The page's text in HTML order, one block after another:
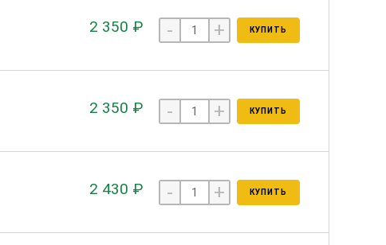
2 350 ₽ - + КУПИТЬ
2 350 ₽ - + КУПИТЬ
2 430 ₽ - + КУПИТЬ